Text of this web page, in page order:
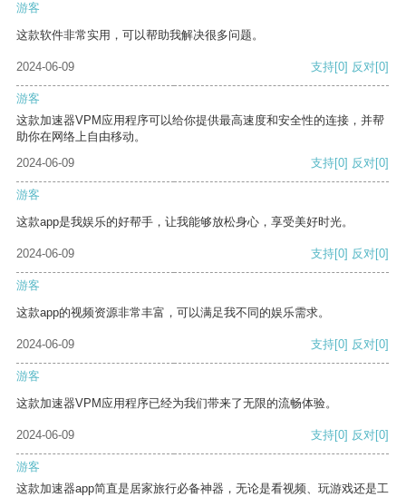
游客
这款软件非常实用，可以帮助我解决很多问题。
2024-06-09 支持[0] 反对[0]
游客
这款加速器VPM应用程序可以给你提供最高速度和安全性的连接，并帮
助你在网络上自由移动。
2024-06-09
支持[0] 反对[0]
游客
这款app是我娱乐的好帮手，让我能够放松身心，享受美好时光。
2024-06-09 支持[0] 反对[0]
游客
这款app的视频资源非常丰富，可以满足我不同的娱乐需求。
2024-06-09 支持[0] 反对[0]
游客
这款加速器VPM应用程序已经为我们带来了无限的流畅体验。
2024-06-09 支持[0] 反对[0]
游客
这款加速器app简直是居家旅行必备神器，无论是看视频、玩游戏还是工